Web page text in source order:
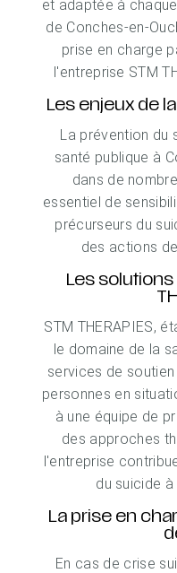
et adaptée à
de Conches-en-
prise en charge
l'entreprise STM
Les enjeux de
La prévention du
santé publique à
dans de
essentiel de
précurseurs du
des actions
Les solutions
STM THERAPIES,
le domaine de la
services de
personnes en
à une équipe de
des approches
l'entreprise
du suicide à
La prise en
En cas de crise